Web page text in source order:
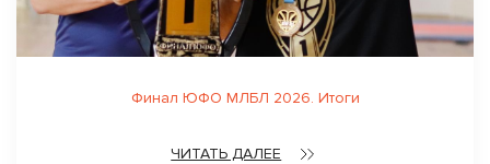
Финал ЮФО МЛБЛ 2026. Итоги
ЧИТАТЬ ДАЛЕЕ